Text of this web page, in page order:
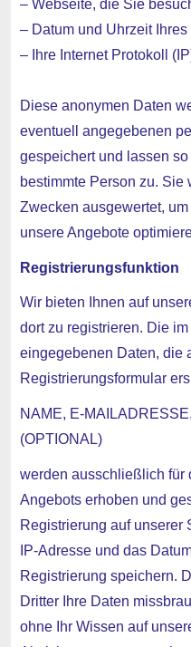
– Webseite, die Sie
– Datum und Uhrzeit Ihres
– Ihre Internet Protokoll
Diese anonymen Daten
eventuell angegebenen
gespeichert und lassen
bestimmte Person zu. Sie
Zwecken ausgewertet,
unsere Angebote
Registrierungsfunktion
Wir bieten Ihnen auf
dort zu registrieren. Die
eingegebenen Daten, die
Registrierungsformular
NAME, E-
(OPTIONAL)
werden ausschließlich für
Angebots erhoben und
Registrierung auf unserer
IP-Adresse und das
Registrierung speichern.
Dritter Ihre Daten
ohne Ihr Wissen auf